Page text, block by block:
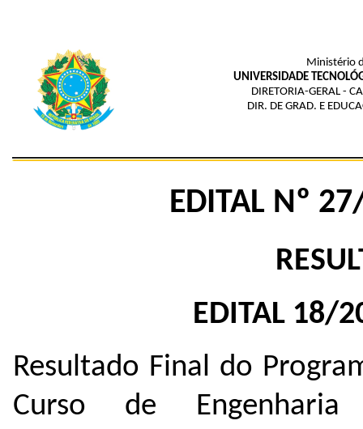
Ministério
UNIVERSIDADE
DIRETORIA-GERAL -
DIR. DE GRAD. E
EDITAL Nº
EDITAL 18/
Resultado Final do
Curso de Engenharia